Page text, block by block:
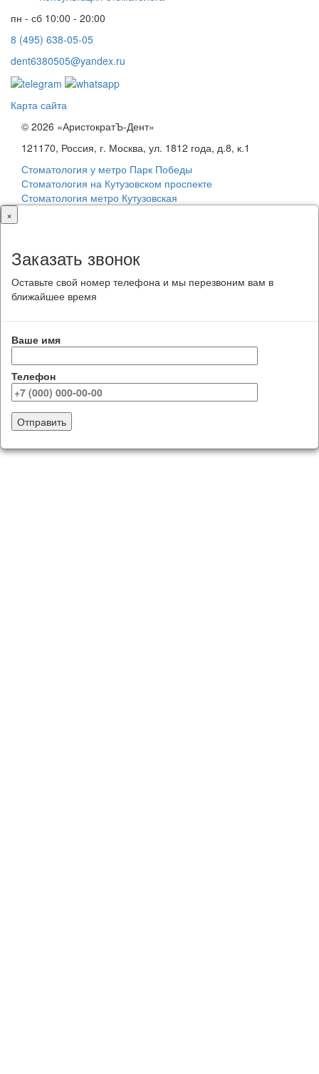
пн - сб 10:00 - 20:00
8 (495) 638-05-05
dent6380505@yandex.ru
Карта сайта
© 2026 «АристократЪ-Дент»
121170, Россия, г. Москва, ул. 1812 года, д.8, к.1
Стоматология у метро Парк Победы
Стоматология на Кутузовском проспекте
Стоматология метро Кутузовская
×
Заказать звонок
Оставьте свой номер телефона и мы перезвоним вам в
ближайшее время
Ваше имя
Телефон